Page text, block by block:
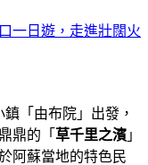
一日遊，走進壯闊火
「由布院」出發，
鼎的「 草千里之濱 」
阿蘇當地的特色民